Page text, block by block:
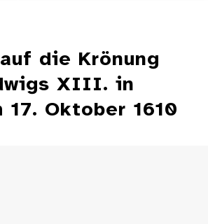
die Krönung
XIII. in
17. Oktober 1610